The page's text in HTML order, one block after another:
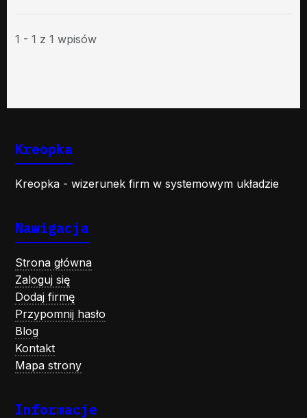
1 - 1 z 1 wpisów
Kreopka
Kreopka - wizerunek firm w systemowym układzie
Nawigacja
Strona główna
Zaloguj się
Dodaj firmę
Przypomnij hasło
Blog
Kontakt
Mapa strony
Informacje